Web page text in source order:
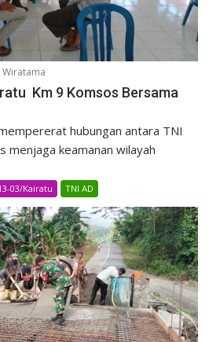
Km 9 Komsos Bersama
hubungan antara TNI
menjaga keamanan wilayah
03/Kairatu TNI AD